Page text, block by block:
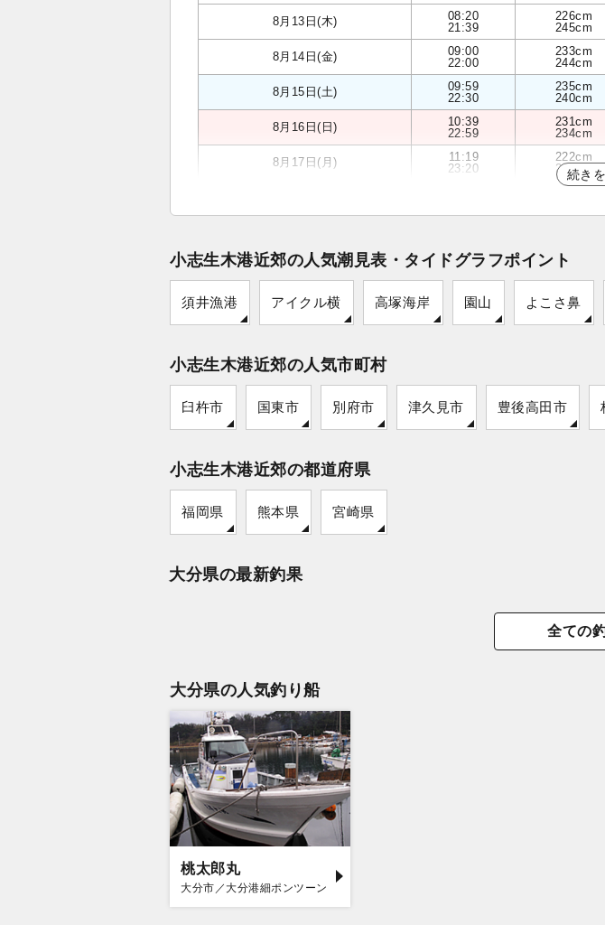
8月13日(木)
08:20
21:39
226cm
245cm
8月14日(金)
09:00
22:00
233cm
244cm
8月15日(土)
09:59
22:30
235cm
240cm
8月16日(日)
10:39
22:59
231cm
234cm
8月17日(月)
11:19
23:20
222cm
226cm
続き
小志生木港近郊の人気潮見表・タイドグラフポイント
須井漁港 アイクル横 高塚海岸 園山 よこさ鼻
小志生木港近郊の人気市町村
臼杵市 国東市 別府市 津久見市 豊後高田市
小志生木港近郊の都道府県
福岡県 熊本県 宮崎県
大分県の最新釣果
全ての
大分県の人気釣り船
桃太郎丸
大分市／大分港細ポンツーン